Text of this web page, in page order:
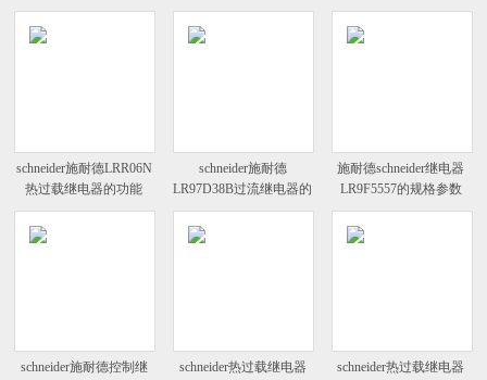
继电器
schneider施耐德LRR06N
热过载继电器的功能
schneider施耐德
LR97D38B过流继电器的
施耐德schneider继电器
LR9F5557的规格参数
schneider施耐德控制继 schneider热过载继电器 schneider热过载继电器